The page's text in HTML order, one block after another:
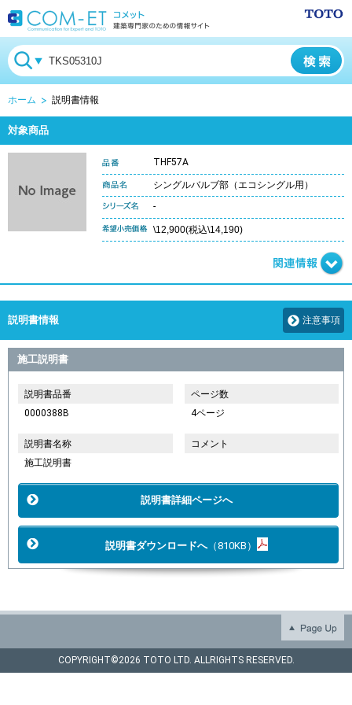
ホーム 説明書情報
対象商品
THF57A
シングルバルブ部（エコシングル用）
-
\12,900(税込\14,190)
説明書情報 注意事項
施工説明書
説明書品番
0000388B
ページ数
4ページ
説明書名称
施工説明書
コメント
説明書詳細ページへ
説明書ダウンロードへ（810KB）
COPYRIGHT©2026 TOTO LTD. ALLRIGHTS RESERVED.